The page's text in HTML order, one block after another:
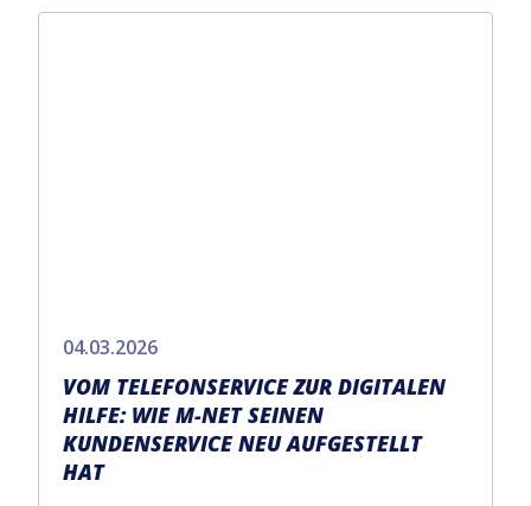
04.03.2026
VOM TELEFONSERVICE ZUR DIGITALEN
HILFE: WIE M-NET SEINEN
KUNDENSERVICE NEU AUFGESTELLT
HAT